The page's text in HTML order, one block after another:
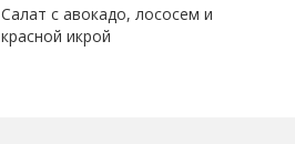
Салат с авокадо, лососем и
красной икрой